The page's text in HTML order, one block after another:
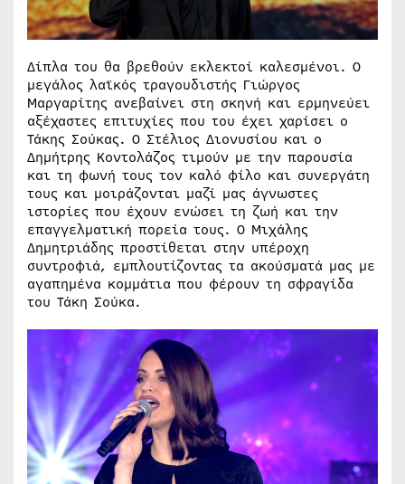
Δίπλα του θα βρεθούν εκλεκτοί καλεσμένοι. Ο
μεγάλος λαϊκός τραγουδιστής Γιώργος
Μαργαρίτης ανεβαίνει στη σκηνή και ερμηνεύει
αξέχαστες επιτυχίες που του έχει χαρίσει ο
Τάκης Σούκας. Ο Στέλιος Διονυσίου και ο
Δημήτρης Κοντολάζος τιμούν με την παρουσία
και τη φωνή τους τον καλό φίλο και συνεργάτη
τους και μοιράζονται μαζί μας άγνωστες
ιστορίες που έχουν ενώσει τη ζωή και την
επαγγελματική πορεία τους. Ο Μιχάλης
Δημητριάδης προστίθεται στην υπέροχη
συντροφιά, εμπλουτίζοντας τα ακούσματά μας με
αγαπημένα κομμάτια που φέρουν τη σφραγίδα
του Τάκη Σούκα.